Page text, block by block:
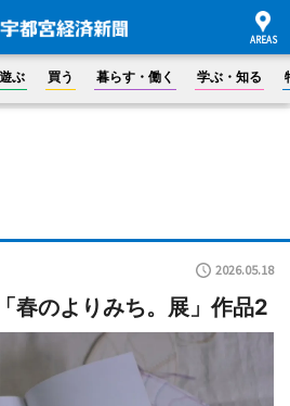
ぶ 買う 暮らす・働く 学ぶ・知る
2026.05.18
春のよりみち。展」作品2